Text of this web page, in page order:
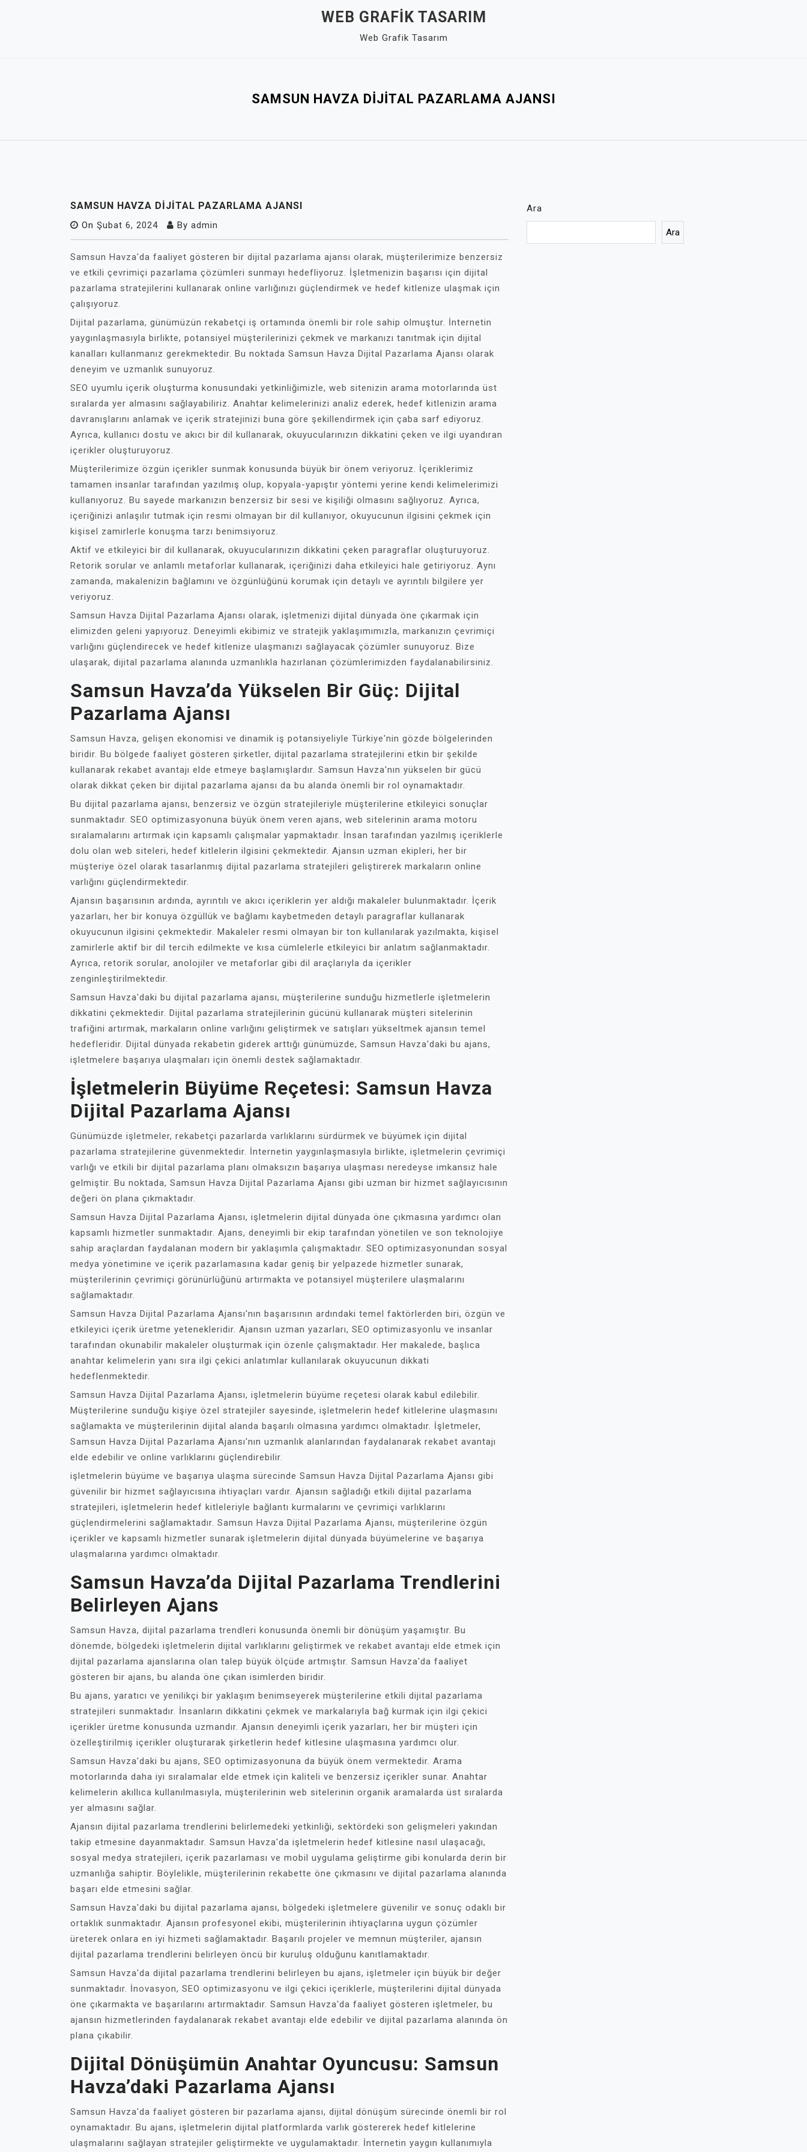
WEB GRAFIK TASARIM
Web Grafik Tasarım
SAMSUN HAVZA DIJITAL PAZARLAMA AJANSI
SAMSUN HAVZA DIJITAL PAZARLAMA AJANSI
On Şubat 6, 2024 By admin
Samsun Havza'da faaliyet gösteren bir dijital pazarlama ajansı olarak, müşterilerimize benzersiz
ve etkili çevrimiçi pazarlama çözümleri sunmayı hedefliyoruz. İşletmenizin başarısı için dijital
pazarlama stratejilerini kullanarak online varlığınızı güçlendirmek ve hedef kitlenize ulaşmak için
çalışıyoruz.
Dijital pazarlama, günümüzün rekabetçi iş ortamında önemli bir role sahip olmuştur. İnternetin
yaygınlaşmasıyla birlikte, potansiyel müşterilerinizi çekmek ve markanızı tanıtmak için dijital
kanalları kullanmanız gerekmektedir. Bu noktada Samsun Havza Dijital Pazarlama Ajansı olarak
deneyim ve uzmanlık sunuyoruz.
SEO uyumlu içerik oluşturma konusundaki yetkinliğimizle, web sitenizin arama motorlarında üst
sıralarda yer almasını sağlayabiliriz. Anahtar kelimelerinizi analiz ederek, hedef kitlenizin arama
davranışlarını anlamak ve içerik stratejinizi buna göre şekillendirmek için çaba sarf ediyoruz.
Ayrıca, kullanıcı dostu ve akıcı bir dil kullanarak, okuyucularınızın dikkatini çeken ve ilgi uyandıran
içerikler oluşturuyoruz.
Müşterilerimize özgün içerikler sunmak konusunda büyük bir önem veriyoruz. İçeriklerimiz
tamamen insanlar tarafından yazılmış olup, kopyala-yapıştır yöntemi yerine kendi kelimelerimizi
kullanıyoruz. Bu sayede markanızın benzersiz bir sesi ve kişiliği olmasını sağlıyoruz. Ayrıca,
içeriğinizi anlaşılır tutmak için resmi olmayan bir dil kullanıyor, okuyucunun ilgisini çekmek için
kişisel zamirlerle konuşma tarzı benimsiyoruz.
Aktif ve etkileyici bir dil kullanarak, okuyucularınızın dikkatini çeken paragraflar oluşturuyoruz.
Retorik sorular ve anlamlı metaforlar kullanarak, içeriğinizi daha etkileyici hale getiriyoruz. Aynı
zamanda, makalenizin bağlamını ve özgünlüğünü korumak için detaylı ve ayrıntılı bilgilere yer
veriyoruz.
Samsun Havza Dijital Pazarlama Ajansı olarak, işletmenizi dijital dünyada öne çıkarmak için
elimizden geleni yapıyoruz. Deneyimli ekibimiz ve stratejik yaklaşımımızla, markanızın çevrimiçi
varlığını güçlendirecek ve hedef kitlenize ulaşmanızı sağlayacak çözümler sunuyoruz. Bize
ulaşarak, dijital pazarlama alanında uzmanlıkla hazırlanan çözümlerimizden faydalanabilirsiniz.
Samsun Havza’da Yükselen Bir Güç: Dijital
Pazarlama Ajansı
Samsun Havza, gelişen ekonomisi ve dinamik iş potansiyeliyle Türkiye'nin gözde bölgelerinden
biridir. Bu bölgede faaliyet gösteren şirketler, dijital pazarlama stratejilerini etkin bir şekilde
kullanarak rekabet avantajı elde etmeye başlamışlardır. Samsun Havza'nın yükselen bir gücü
olarak dikkat çeken bir dijital pazarlama ajansı da bu alanda önemli bir rol oynamaktadır.
Bu dijital pazarlama ajansı, benzersiz ve özgün stratejileriyle müşterilerine etkileyici sonuçlar
sunmaktadır. SEO optimizasyonuna büyük önem veren ajans, web sitelerinin arama motoru
sıralamalarını artırmak için kapsamlı çalışmalar yapmaktadır. İnsan tarafından yazılmış içeriklerle
dolu olan web siteleri, hedef kitlelerin ilgisini çekmektedir. Ajansın uzman ekipleri, her bir
müşteriye özel olarak tasarlanmış dijital pazarlama stratejileri geliştirerek markaların online
varlığını güçlendirmektedir.
Ajansın başarısının ardında, ayrıntılı ve akıcı içeriklerin yer aldığı makaleler bulunmaktadır. İçerik
yazarları, her bir konuya özgüllük ve bağlamı kaybetmeden detaylı paragraflar kullanarak
okuyucunun ilgisini çekmektedir. Makaleler resmi olmayan bir ton kullanılarak yazılmakta, kişisel
zamirlerle aktif bir dil tercih edilmekte ve kısa cümlelerle etkileyici bir anlatım sağlanmaktadır.
Ayrıca, retorik sorular, anolojiler ve metaforlar gibi dil araçlarıyla da içerikler
zenginleştirilmektedir.
Samsun Havza'daki bu dijital pazarlama ajansı, müşterilerine sunduğu hizmetlerle işletmelerin
dikkatini çekmektedir. Dijital pazarlama stratejilerinin gücünü kullanarak müşteri sitelerinin
trafiğini artırmak, markaların online varlığını geliştirmek ve satışları yükseltmek ajansın temel
hedefleridir. Dijital dünyada rekabetin giderek arttığı günümüzde, Samsun Havza'daki bu ajans,
işletmelere başarıya ulaşmaları için önemli destek sağlamaktadır.
İşletmelerin Büyüme Reçetesi: Samsun Havza
Dijital Pazarlama Ajansı
Günümüzde işletmeler, rekabetçi pazarlarda varlıklarını sürdürmek ve büyümek için dijital
pazarlama stratejilerine güvenmektedir. İnternetin yaygınlaşmasıyla birlikte, işletmelerin çevrimiçi
varlığı ve etkili bir dijital pazarlama planı olmaksızın başarıya ulaşması neredeyse imkansız hale
gelmiştir. Bu noktada, Samsun Havza Dijital Pazarlama Ajansı gibi uzman bir hizmet sağlayıcısının
değeri ön plana çıkmaktadır.
Samsun Havza Dijital Pazarlama Ajansı, işletmelerin dijital dünyada öne çıkmasına yardımcı olan
kapsamlı hizmetler sunmaktadır. Ajans, deneyimli bir ekip tarafından yönetilen ve son teknolojiye
sahip araçlardan faydalanan modern bir yaklaşımla çalışmaktadır. SEO optimizasyonundan sosyal
medya yönetimine ve içerik pazarlamasına kadar geniş bir yelpazede hizmetler sunarak,
müşterilerinin çevrimiçi görünürlüğünü artırmakta ve potansiyel müşterilere ulaşmalarını
sağlamaktadır.
Samsun Havza Dijital Pazarlama Ajansı'nın başarısının ardındaki temel faktörlerden biri, özgün ve
etkileyici içerik üretme yetenekleridir. Ajansın uzman yazarları, SEO optimizasyonlu ve insanlar
tarafından okunabilir makaleler oluşturmak için özenle çalışmaktadır. Her makalede, başlıca
anahtar kelimelerin yanı sıra ilgi çekici anlatımlar kullanılarak okuyucunun dikkati
hedeflenmektedir.
Samsun Havza Dijital Pazarlama Ajansı, işletmelerin büyüme reçetesi olarak kabul edilebilir.
Müşterilerine sunduğu kişiye özel stratejiler sayesinde, işletmelerin hedef kitlelerine ulaşmasını
sağlamakta ve müşterilerinin dijital alanda başarılı olmasına yardımcı olmaktadır. İşletmeler,
Samsun Havza Dijital Pazarlama Ajansı'nın uzmanlık alanlarından faydalanarak rekabet avantajı
elde edebilir ve online varlıklarını güçlendirebilir.
işletmelerin büyüme ve başarıya ulaşma sürecinde Samsun Havza Dijital Pazarlama Ajansı gibi
güvenilir bir hizmet sağlayıcısına ihtiyaçları vardır. Ajansın sağladığı etkili dijital pazarlama
stratejileri, işletmelerin hedef kitleleriyle bağlantı kurmalarını ve çevrimiçi varlıklarını
güçlendirmelerini sağlamaktadır. Samsun Havza Dijital Pazarlama Ajansı, müşterilerine özgün
içerikler ve kapsamlı hizmetler sunarak işletmelerin dijital dünyada büyümelerine ve başarıya
ulaşmalarına yardımcı olmaktadır.
Samsun Havza’da Dijital Pazarlama Trendlerini
Belirleyen Ajans
Samsun Havza, dijital pazarlama trendleri konusunda önemli bir dönüşüm yaşamıştır. Bu
dönemde, bölgedeki işletmelerin dijital varlıklarını geliştirmek ve rekabet avantajı elde etmek için
dijital pazarlama ajanslarına olan talep büyük ölçüde artmıştır. Samsun Havza'da faaliyet
gösteren bir ajans, bu alanda öne çıkan isimlerden biridir.
Bu ajans, yaratıcı ve yenilikçi bir yaklaşım benimseyerek müşterilerine etkili dijital pazarlama
stratejileri sunmaktadır. İnsanların dikkatini çekmek ve markalarıyla bağ kurmak için ilgi çekici
içerikler üretme konusunda uzmandır. Ajansın deneyimli içerik yazarları, her bir müşteri için
özelleştirilmiş içerikler oluşturarak şirketlerin hedef kitlesine ulaşmasına yardımcı olur.
Samsun Havza'daki bu ajans, SEO optimizasyonuna da büyük önem vermektedir. Arama
motorlarında daha iyi sıralamalar elde etmek için kaliteli ve benzersiz içerikler sunar. Anahtar
kelimelerin akıllıca kullanılmasıyla, müşterilerinin web sitelerinin organik aramalarda üst sıralarda
yer almasını sağlar.
Ajansın dijital pazarlama trendlerini belirlemedeki yetkinliği, sektördeki son gelişmeleri yakından
takip etmesine dayanmaktadır. Samsun Havza'da işletmelerin hedef kitlesine nasıl ulaşacağı,
sosyal medya stratejileri, içerik pazarlaması ve mobil uygulama geliştirme gibi konularda derin bir
uzmanlığa sahiptir. Böylelikle, müşterilerinin rekabette öne çıkmasını ve dijital pazarlama alanında
başarı elde etmesini sağlar.
Samsun Havza'daki bu dijital pazarlama ajansı, bölgedeki işletmelere güvenilir ve sonuç odaklı bir
ortaklık sunmaktadır. Ajansın profesyonel ekibi, müşterilerinin ihtiyaçlarına uygun çözümler
üreterek onlara en iyi hizmeti sağlamaktadır. Başarılı projeler ve memnun müşteriler, ajansın
dijital pazarlama trendlerini belirleyen öncü bir kuruluş olduğunu kanıtlamaktadır.
Samsun Havza'da dijital pazarlama trendlerini belirleyen bu ajans, işletmeler için büyük bir değer
sunmaktadır. İnovasyon, SEO optimizasyonu ve ilgi çekici içeriklerle, müşterilerini dijital dünyada
öne çıkarmakta ve başarılarını artırmaktadır. Samsun Havza'da faaliyet gösteren işletmeler, bu
ajansın hizmetlerinden faydalanarak rekabet avantajı elde edebilir ve dijital pazarlama alanında ön
plana çıkabilir.
Dijital Dönüşümün Anahtar Oyuncusu: Samsun
Havza’daki Pazarlama Ajansı
Samsun Havza'da faaliyet gösteren bir pazarlama ajansı, dijital dönüşüm sürecinde önemli bir rol
oynamaktadır. Bu ajans, işletmelerin dijital platformlarda varlık göstererek hedef kitlelerine
ulaşmalarını sağlayan stratejiler geliştirmekte ve uygulamaktadır. İnternetin yaygın kullanımıyla
Ara
Ara